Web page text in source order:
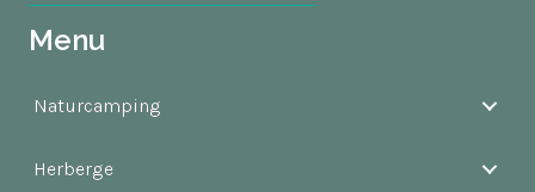
Menu
Naturcamping
Herberge